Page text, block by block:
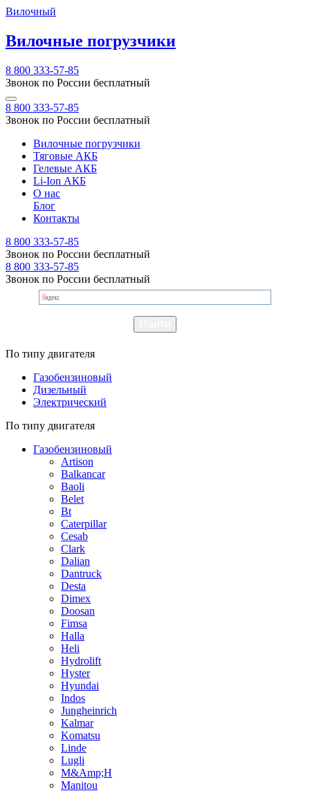
Вилочный
Вилочные погрузчики
8 800 333-57-85
Звонок по России бесплатный
8 800 333-57-85
Звонок по России бесплатный
Вилочные погрузчики
Тяговые АКБ
Гелевые АКБ
Li-Ion АКБ
О нас
Блог
Контакты
8 800 333-57-85
Звонок по России бесплатный
8 800 333-57-85
Звонок по России бесплатный
По типу двигателя
Газобензиновый
Дизельный
Электрический
По типу двигателя
Газобензиновый
Artison
Balkancar
Baoli
Belet
Bt
Caterpillar
Cesab
Clark
Dalian
Dantruck
Desta
Dimex
Doosan
Fimsa
Halla
Heli
Hydrolift
Hyster
Hyundai
Indos
Jungheinrich
Kalmar
Komatsu
Linde
Lugli
M&Amp;H
Manitou